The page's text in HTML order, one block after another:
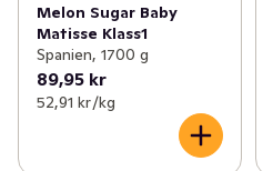
Melon Sugar Baby
Matisse Klass1
Spanien, 1700 g
89,95 kr
52,91 kr /kg